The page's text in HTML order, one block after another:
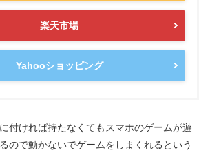
楽天市場
Yahooショッピング
付ければ持たなくてもスマホのゲームが遊
ので動かないでゲームをしまくれるという